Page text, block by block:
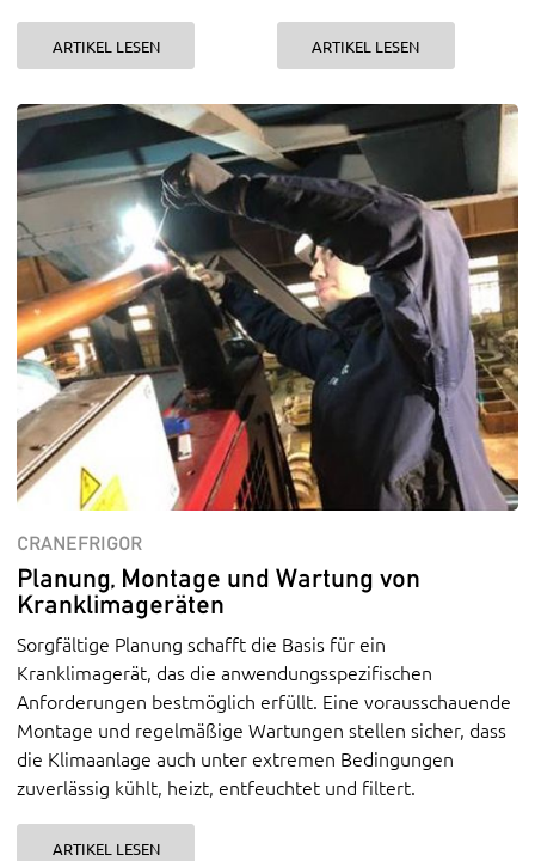
ARTIKEL LESEN ARTIKEL LESEN
CRANEFRIGOR
Planung, Montage und Wartung von
Kranklimageräten
Sorgfältige Planung schafft die Basis für ein
Kranklimagerät, das die anwendungsspezifischen
Anforderungen bestmöglich erfüllt. Eine vorausschauende
Montage und regelmäßige Wartungen stellen sicher, dass
die Klimaanlage auch unter extremen Bedingungen
zuverlässig kühlt, heizt, entfeuchtet und filtert.
ARTIKEL LESEN